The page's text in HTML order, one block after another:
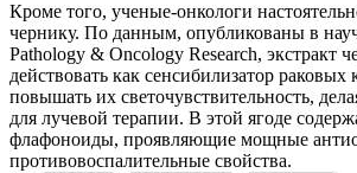
Кроме того, ученые-онкологи
чернику. По данным, опубликованы в
Pathology & Oncology Research, экстракт
действовать как сенсибилизатор раковых
повышать их светочувствительность,
для лучевой терапии. В этой ягоде
флафоноиды, проявляющие мощные
противовоспалительные свойства.